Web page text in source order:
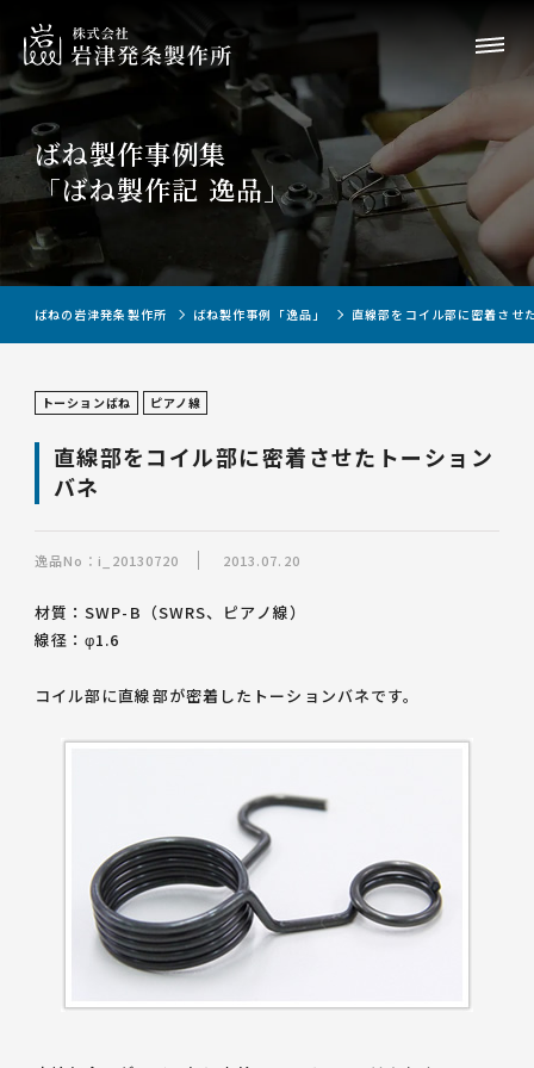
ばね製作事例集
「ばね製作記 逸品」
ばねの岩津発条製作所 ばね製作事例「逸品」 直線部をコイル部に密着させ
トーションばね ピアノ線
直線部をコイル部に密着させたトーション
バネ
逸品No：i_20130720 2013.07.20
材質：SWP-B（SWRS、ピアノ線）
線径：φ1.6
コイル部に直線部が密着したトーションバネです。